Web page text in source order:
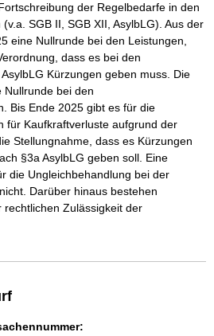
der Regelbedarfe in den
SGB II, SGB XII, AsylbLG). Aus der
eine Nullrunde bei den Leistungen,
dass es bei den
Kürzungen geben muss. Die
Nullrunde bei den
Bis Ende 2025 gibt es für die
für Kaufkraftverluste aufgrund der
Stellungnahme, dass es Kürzungen
§3a AsylbLG geben soll. Eine
die Ungleichbehandlung bei der
Darüber hinaus bestehen
Zulässigkeit der